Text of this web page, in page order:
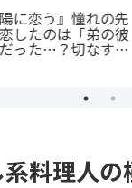
連携する転
ー：『君に
完全解説
『
ョ
ゃ
料理人の